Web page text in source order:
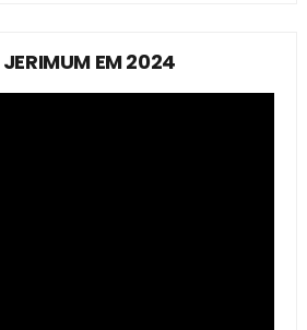
EM 2024